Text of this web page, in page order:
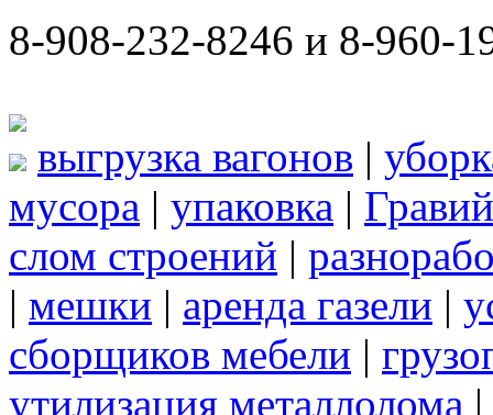
8-908-232-8246 и 8-960-
выгрузка вагонов |
мусора | упаковка |
слом строений |
| мешки | аренда газели |
сборщиков мебели |
утилизация металлолома |